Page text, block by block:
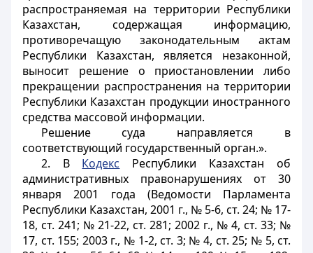
распространяемая на территории Республики
Казахстан, содержащая информацию,
противоречащую законодательным актам
Республики Казахстан, является незаконной,
выносит решение о приостановлении либо
прекращении распространения на территории
Республики Казахстан продукции иностранного
средства массовой информации.
Решение суда направляется в
соответствующий государственный орган.».
2. В Кодекс Республики Казахстан об
административных правонарушениях от 30
января 2001 года (Ведомости Парламента
Республики Казахстан, 2001 г., № 5-6, ст. 24; № 17-
18, ст. 241; № 21-22, ст. 281; 2002 г., № 4, ст. 33; №
17, ст. 155; 2003 г., № 1-2, ст. 3; № 4, ст. 25; № 5, ст.